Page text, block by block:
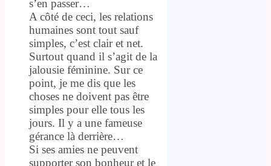
s’en passer…
A côté de ceci, les relations
humaines sont tout sauf
simples, c’est clair et net.
Surtout quand il s’agit de la
jalousie féminine. Sur ce
point, je me dis que les
choses ne doivent pas être
simples pour elle tous les
jours. Il y a une fameuse
gérance là derrière…
Si ses amies ne peuvent
supporter son bonheur et le